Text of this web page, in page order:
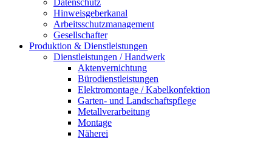
Datenschutz
Hinweisgeberkanal
Arbeitsschutzmanagement
Gesellschafter
Produktion & Dienstleistungen
Dienstleistungen / Handwerk
Aktenvernichtung
Bürodienstleistungen
Elektromontage / Kabelkonfektion
Garten- und Landschaftspflege
Metallverarbeitung
Montage
Näherei